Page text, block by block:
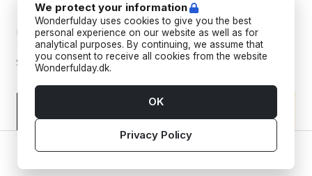
Bryllupsfilm
Professionelle bryllupsfotografer, der fanger jeres minder fra
alle vinkler med både billeder og videoer.
We protect your information
Wonderfulday uses cookies to give you the best
personal experience on our website as well as for
analytical purposes. By continuing, we assume that
you consent to receive all cookies from the website
Wonderfulday.dk.
Privacy Policy
OK